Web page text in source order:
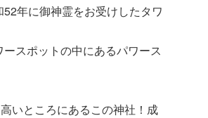
年に御神霊をお受けしたタワ
ースポットの中にあるパワース
いところにあるこの神社！成